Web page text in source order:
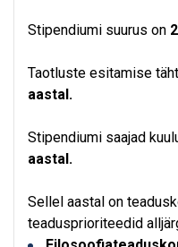
Stipendiumi suurus on
Taotluste esitamise
aastal.
Stipendiumi saajad
aastal.
Sellel aastal on
teadusprioriteedid